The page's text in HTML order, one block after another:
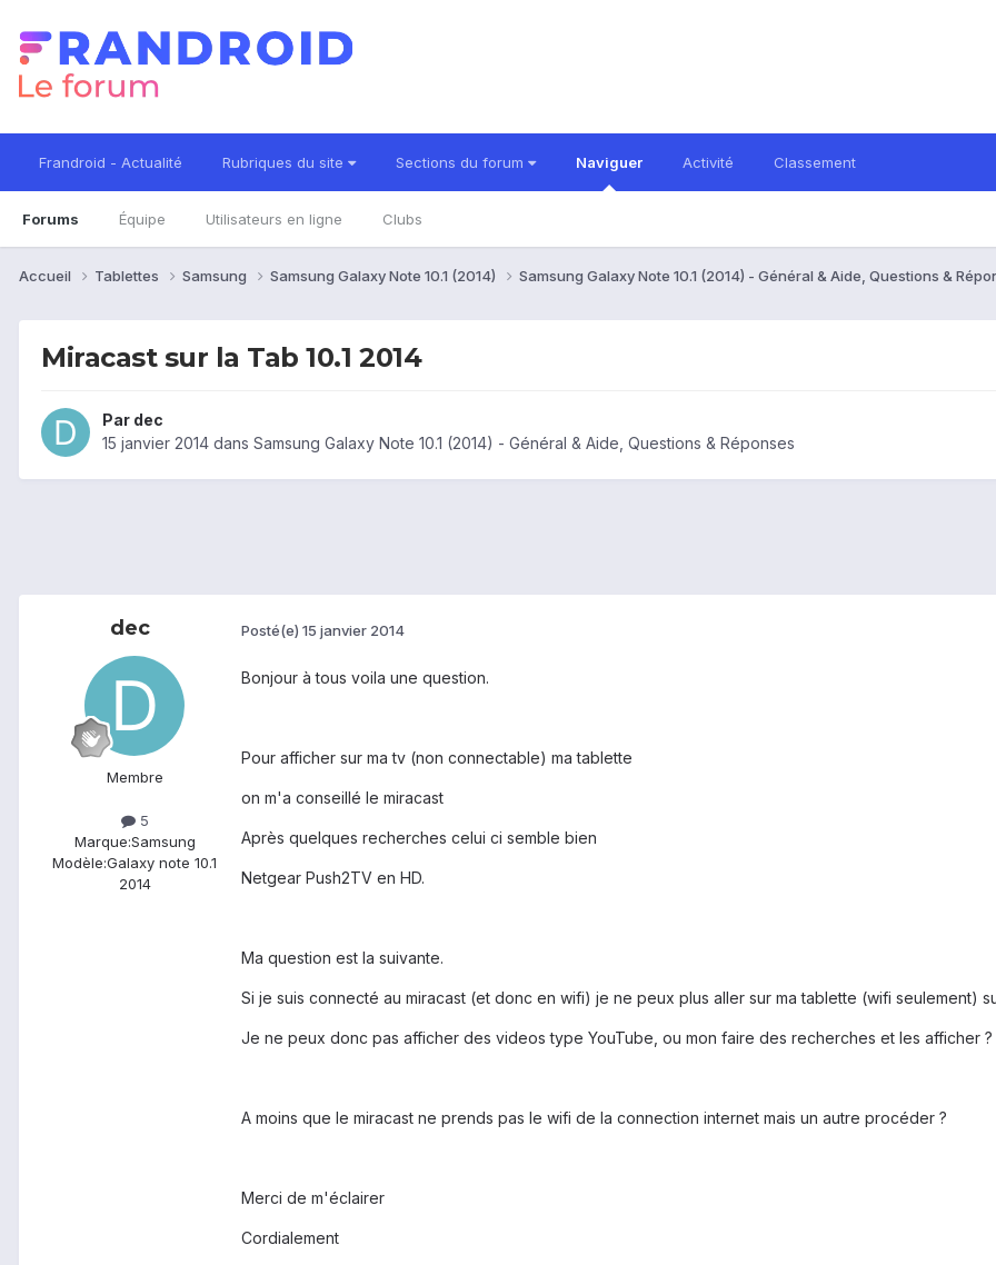
Frandroid - Actualité Rubriques du site Sections du forum Naviguer
Forums Équipe Utilisateurs en ligne Clubs
Activité Classement
Accueil Tablettes Samsung Samsung Galaxy Note 10.1 (2014) Samsung Galaxy Note 10.1 (2014) - Général & Aide, Questions &
Miracast sur la Tab 10.1 2014
Par dec
15 janvier 2014 dans Samsung Galaxy Note 10.1 (2014) - Général & Aide, Questions & Réponses
dec
Membre
5
Marque:Samsung
Modèle:Galaxy note 10.1
2014
Posté(e) 15 janvier 2014
Bonjour à tous voila une question.
Pour afficher sur ma tv (non connectable) ma tablette
on m'a conseillé le miracast
Après quelques recherches celui ci semble bien
Netgear Push2TV en HD.
Ma question est la suivante.
Si je suis connecté au miracast (et donc en wifi) je ne peux plus aller sur ma tablette (wifi seulement)
Je ne peux donc pas afficher des videos type YouTube, ou mon faire des recherches et les afficher ?
A moins que le miracast ne prends pas le wifi de la connection internet mais un autre procéder ?
Merci de m'éclairer
Cordialement